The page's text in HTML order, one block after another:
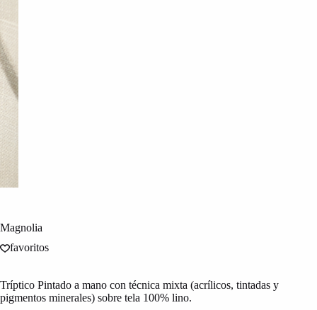
Magnolia
favoritos
Tríptico Pintado a mano con técnica mixta (acrílicos, tintadas y
pigmentos minerales) sobre tela 100% lino.